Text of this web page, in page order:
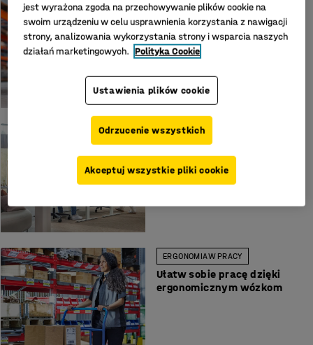
ERGONOMIA W PRACY
Ból kolana w miejscu pracy –
przyczyny i rozwiązania
ERGONOMIA W PRACY
aby zapewnić lepszą
ergonomię akustyczną
ERGONOMIA W PRACY
Ułatw sobie pracę dzięki
ergonomicznym wózkom
jest wyrażona zgoda na przechowywanie plików cookie na
swoim urządzeniu w celu usprawnienia korzystania z nawigacji
strony, analizowania wykorzystania strony i wsparcia naszych
działań marketingowych. Polityka Cookie
Ustawienia plików cookie
Odrzucenie wszystkich
Akceptuj wszystkie pliki cookie